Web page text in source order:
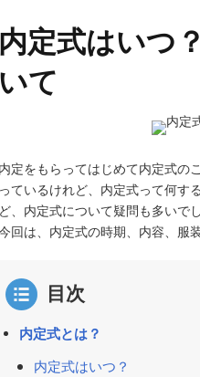
内定式はいつ
いて
内定をもらってはじめて内定式の
っているけれど、内定式って何す
ど、内定式について疑問も多いでし
回は、内定式の時期、内容、服
目次
内定式とは？
内定式はいつ？